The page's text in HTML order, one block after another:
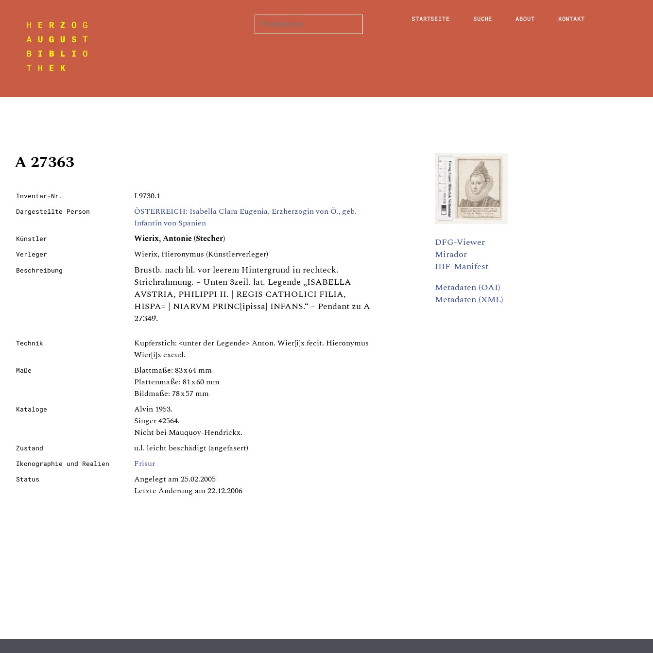
STARTSEITE SUCHE ABOUT KONTAKT
A 27363
Inventar-Nr. I 9730.1
Dargestellte Person
ÖSTERREICH: Isabella Clara Eugenia, Erzherzogin von Ö., geb.
Infantin von Spanien
Künstler Wierix, Antonie (Stecher)
Verleger Wierix, Hieronymus (Künstlerverleger)
Beschreibung
Brustb. nach hl. vor leerem Hintergrund in rechteck.
Strichrahmung. – Unten 3zeil. lat. Legende „ISABELLA
AVSTRIA, PHILIPPI II. | REGIS CATHOLICI FILIA,
HISPA= | NIARVM PRINC[ipissa] INFANS.“ – Pendant zu A
27349.
Technik
Kupferstich: <unter der Legende> Anton. Wier[i]x fecit. Hieronymus
Wier[i]x excud.
Maße
Blattmaße: 83 x 64 mm
Plattenmaße: 81 x 60 mm
Bildmaße: 78 x 57 mm
Kataloge
Alvin 1953.
Singer 42564.
Nicht bei Mauquoy-Hendrickx.
Zustand u.l. leicht beschädigt (angefasert)
Ikonographie und Realien Frisur
Status
Angelegt am 25.02.2005
Letzte Änderung am 22.12.2006
DFG-Viewer
Mirador
IIIF-Manifest
Metadaten (OAI)
Metadaten (XML)